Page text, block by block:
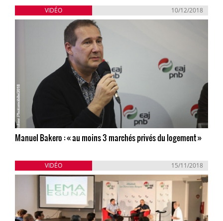
VIDÉO 10/12/2018
Manuel Bakero : « au moins 3 marchés privés du logement »
VIDÉO 15/11/2018